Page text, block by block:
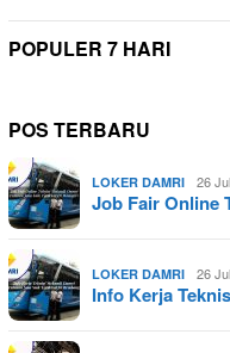
POPULER 7 HARI
POS TERBARU
LOKER DAMRI 26
Job Fair Online
LOKER DAMRI 26
Info Kerja